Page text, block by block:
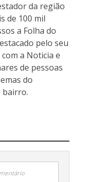
da região
de 100 mil
a Folha do
pelo seu
a Noticia e
de pessoas
do
bairro.